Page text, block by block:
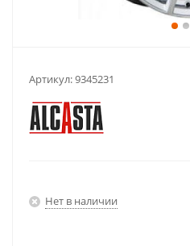
Артикул:9345231
Нет в наличии